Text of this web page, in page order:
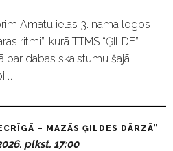
Amatu ielas 3. nama logos
ritmi”, kurā TTMS “ĢILDE”
par dabas skaistumu šajā
…
– MAZĀS ĢILDES DĀRZĀ”
plkst. 17:00